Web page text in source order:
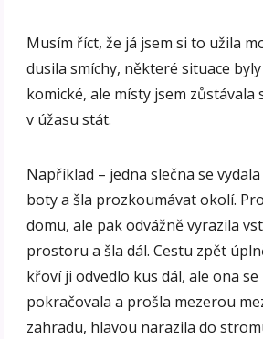
Musím říct, že já jsem si to užila
dusila smíchy, některé situace
komické, ale místy jsem
v úžasu stát.
Například – jedna slečna se
boty a šla prozkoumávat okolí.
domu, ale pak odvážně vyrazila
prostoru a šla dál. Cestu zpět
křoví ji odvedlo kus dál, ale ona se
pokračovala a prošla mezerou
zahradu, hlavou narazila do